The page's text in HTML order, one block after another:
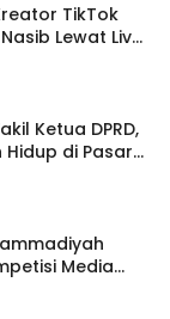
TikTok
Lewat Live
Ketua DPRD,
Hidup di Pasar
Media
Internasional